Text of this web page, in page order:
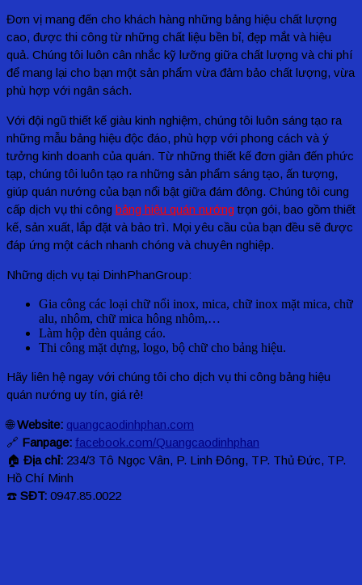
Đơn vị mang đến cho khách hàng những bảng hiệu chất lượng
cao, được thi công từ những chất liệu bền bỉ, đẹp mắt và hiệu
quả. Chúng tôi luôn cân nhắc kỹ lưỡng giữa chất lượng và chi phí
để mang lại cho bạn một sản phẩm vừa đảm bảo chất lượng, vừa
phù hợp với ngân sách.
Với đội ngũ thiết kế giàu kinh nghiệm, chúng tôi luôn sáng tạo ra
những mẫu bảng hiệu độc đáo, phù hợp với phong cách và ý
tưởng kinh doanh của quán. Từ những thiết kế đơn giản đến phức
tạp, chúng tôi luôn tạo ra những sản phẩm sáng tạo, ấn tượng,
giúp quán nướng của bạn nổi bật giữa đám đông. Chúng tôi cung
cấp dịch vụ thi công bảng hiệu quán nướngtrọn gói, bao gồm thiết
kế, sản xuất, lắp đặt và bảo trì. Mọi yêu cầu của bạn đều sẽ được
đáp ứng một cách nhanh chóng và chuyên nghiệp.
Những dịch vụ tại DinhPhanGroup:
Gia công các loại chữ nổi inox, mica, chữ inox mặt mica, chữ
alu, nhôm, chữ mica hông nhôm,…
Làm hộp đèn quảng cáo.
Thi công mặt dựng, logo, bộ chữ cho bảng hiệu.
Hãy liên hệ ngay với chúng tôi cho dịch vụ thi công bảng hiệu
quán nướng uy tín, giá rẻ!
🌐Website: quangcaodinhphan.com
🔗 Fanpage: facebook.com/Quangcaodinhphan
🏠 Địa chỉ: 234/3 Tô Ngọc Vân, P. Linh Đông, TP. Thủ Đức, TP.
Hồ Chí Minh
☎️ SĐT: 0947.85.0022